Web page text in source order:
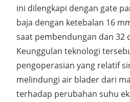
ini dilengkapi dengan gate
baja dengan ketebalan 16
saat pembendungan dan 32
Keunggulan teknologi
pengoperasian yang relatif
melindungi air blader dari
terhadap perubahan suhu